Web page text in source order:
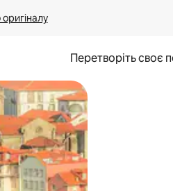
Перетворіть своє